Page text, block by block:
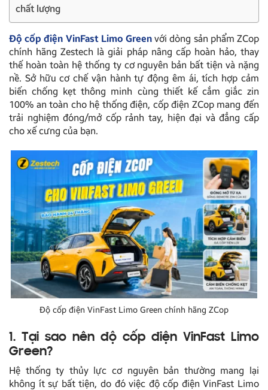
chất lượng
Độ cốp điện VinFast Limo Green với dòng sản phẩm ZCop
chính hãng Zestech là giải pháp nâng cấp hoàn hảo, thay
thế hoàn toàn hệ thống ty cơ nguyên bản bất tiện và nặng
nề. Sở hữu cơ chế vận hành tự động êm ái, tích hợp cảm
biến chống kẹt thông minh cùng thiết kế cắm giắc zin
100% an toàn cho hệ thống điện, cốp điện ZCop mang đến
trải nghiệm đóng/mở cốp rảnh tay, hiện đại và đẳng cấp
cho xế cưng của bạn.
Độ cốp điện VinFast Limo Green chính hãng ZCop
1. Tại sao nên độ cốp điện VinFast Limo
Green?
Hệ thống ty thủy lực cơ nguyên bản thường mang lại
không ít sự bất tiện, do đó việc độ cốp điện VinFast Limo